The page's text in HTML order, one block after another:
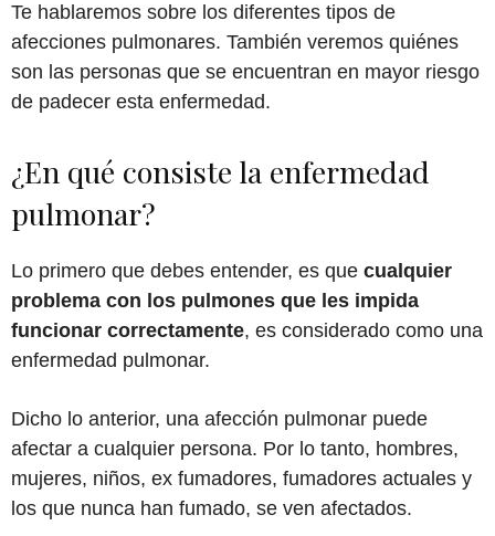
Te hablaremos sobre los diferentes tipos de
afecciones pulmonares. También veremos quiénes
son las personas que se encuentran en mayor riesgo
de padecer esta enfermedad.
¿En qué consiste la enfermedad
pulmonar?
Lo primero que debes entender, es que cualquier
problema con los pulmones que les impida
funcionar correctamente, es considerado como una
enfermedad pulmonar.
Dicho lo anterior, una afección pulmonar puede
afectar a cualquier persona. Por lo tanto, hombres,
mujeres, niños, ex fumadores, fumadores actuales y
los que nunca han fumado, se ven afectados.